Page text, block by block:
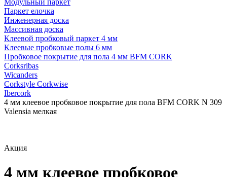
Модульный паркет
Паркет елочка
Инженерная доска
Массивная доска
Клеевой пробковый паркет 4 мм
Клеевые пробковые полы 6 мм
Пробковое покрытие для пола 4 мм BFM CORK
Corksribas
Wicanders
Corkstyle Corkwise
Ibercork
4 мм клеевое пробковое покрытие для пола BFM CORK N 309
Valensia мелкая
Акция
4 мм клеевое пробковое